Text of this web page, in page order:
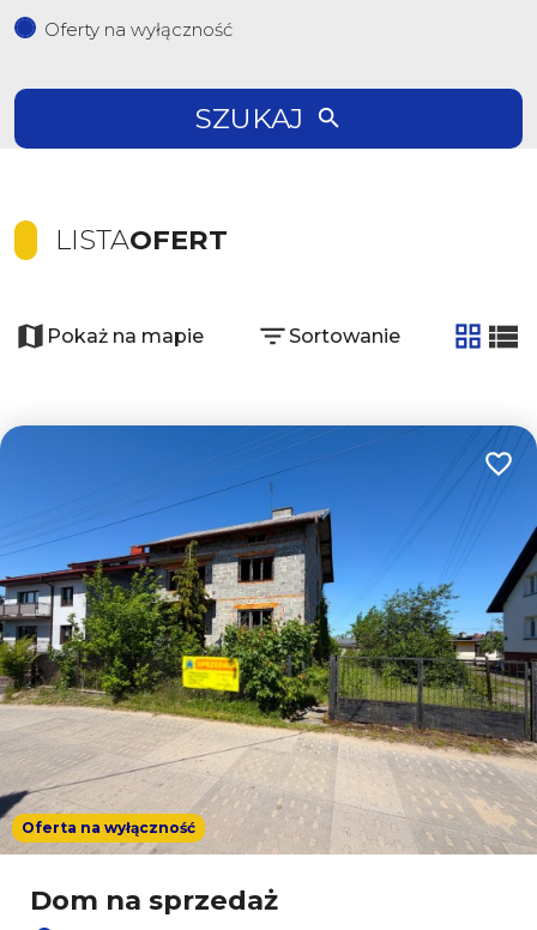
Oferty na wyłączność
SZUKAJ
LISTAOFERT
Pokaż na mapie Sortowanie
tabela
Oferta na wyłączność
Dom na sprzedaż